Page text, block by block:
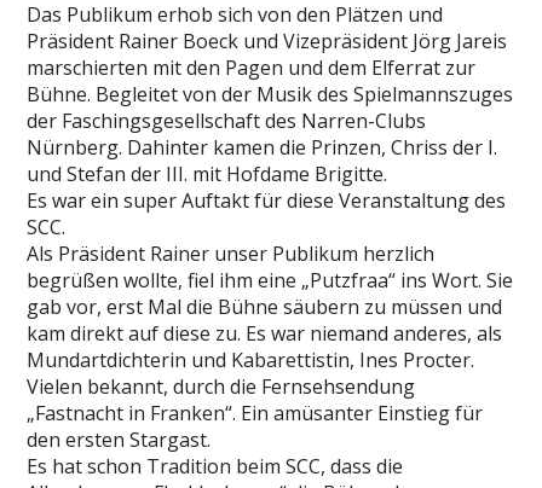
Das Publikum erhob sich von den Plätzen und
Präsident Rainer Boeck und Vizepräsident Jörg Jareis
marschierten mit den Pagen und dem Elferrat zur
Bühne. Begleitet von der Musik des Spielmannszuges
der Faschingsgesellschaft des Narren-Clubs
Nürnberg. Dahinter kamen die Prinzen, Chriss der I.
und Stefan der III. mit Hofdame Brigitte.
Es war ein super Auftakt für diese Veranstaltung des
SCC.
Als Präsident Rainer unser Publikum herzlich
begrüßen wollte, fiel ihm eine „Putzfraa“ ins Wort. Sie
gab vor, erst Mal die Bühne säubern zu müssen und
kam direkt auf diese zu. Es war niemand anderes, als
Mundartdichterin und Kabarettistin, Ines Procter.
Vielen bekannt, durch die Fernsehsendung
„Fastnacht in Franken“. Ein amüsanter Einstieg für
den ersten Stargast.
Es hat schon Tradition beim SCC, dass die